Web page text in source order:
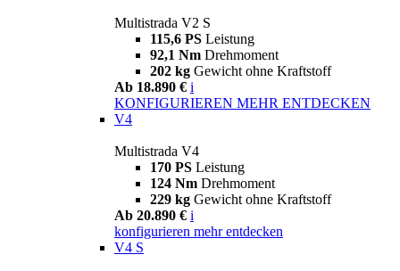
Multistrada V2 S
115,6 PS Leistung
92,1 Nm Drehmoment
202 kg Gewicht ohne Kraftstoff
Ab 18.890 € i
KONFIGURIEREN MEHR ENTDECKEN
V4
Multistrada V4
170 PS Leistung
124 Nm Drehmoment
229 kg Gewicht ohne Kraftstoff
Ab 20.890 € i
konfigurieren mehr entdecken
V4 S